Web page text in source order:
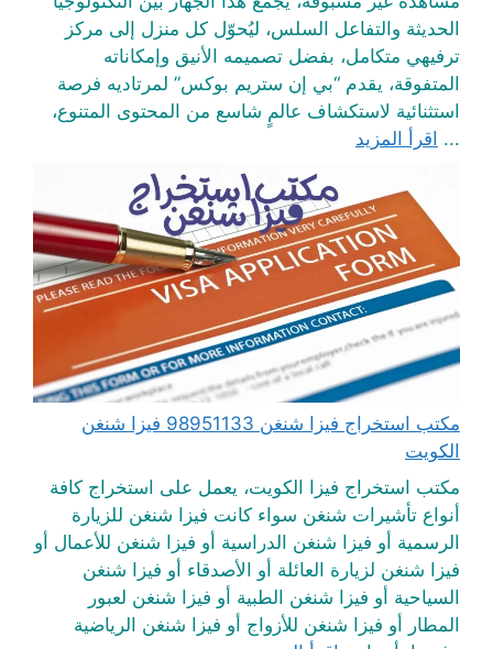
الحديثة والتفاعل السلس، ليُحوّل كل منزل إلى مركز
ترفيهي متكامل، بفضل تصميمه الأنيق وإمكاناته
المتفوقة، يقدم “بي إن ستريم بوكس” لمرتاديه فرصة
استثنائية لاستكشاف عالمٍ شاسع من المحتوى المتنوع،
... اقرأ المزيد
مكتب استخراج فيزا شنغن 98951133 فيزا شنغن
الكويت
مكتب استخراج فيزا الكويت، يعمل على استخراج كافة
أنواع تأشيرات شنغن سواء كانت فيزا شنغن للزيارة
الرسمية أو فيزا شنغن الدراسية أو فيزا شنغن للأعمال أو
فيزا شنغن لزيارة العائلة أو الأصدقاء أو فيزا شنغن
السياحية أو فيزا شنغن الطبية أو فيزا شنغن لعبور
المطار أو فيزا شنغن للأزواج أو فيزا شنغن الرياضية